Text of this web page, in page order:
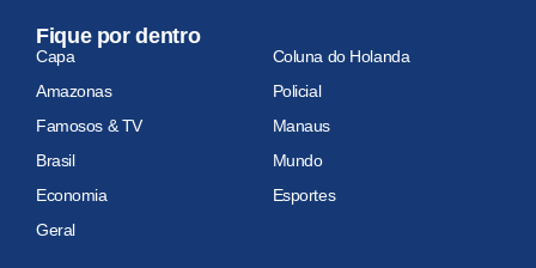
Fique por dentro
Capa
Coluna do Holanda
Amazonas
Policial
Famosos & TV
Manaus
Brasil
Mundo
Economia
Esportes
Geral